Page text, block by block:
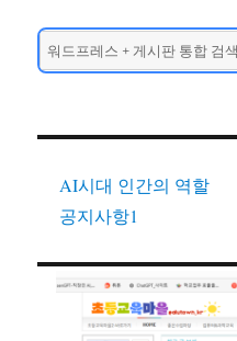
AI시대 인간의 역할
공지사항1